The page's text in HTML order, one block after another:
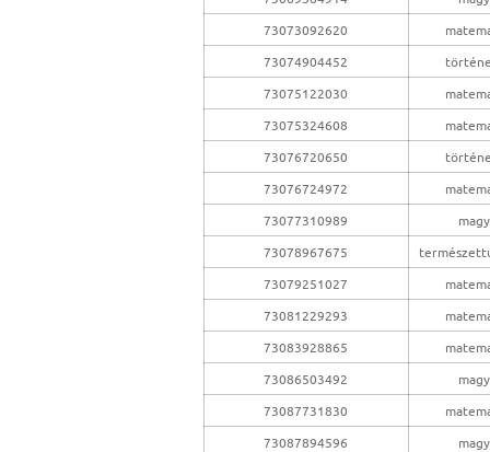
73073092620
73074904452
73075122030
73075324608
73076720650
73076724972
73077310989
73078967675
73079251027
73081229293
73083928865
73086503492
73087731830
73087894596